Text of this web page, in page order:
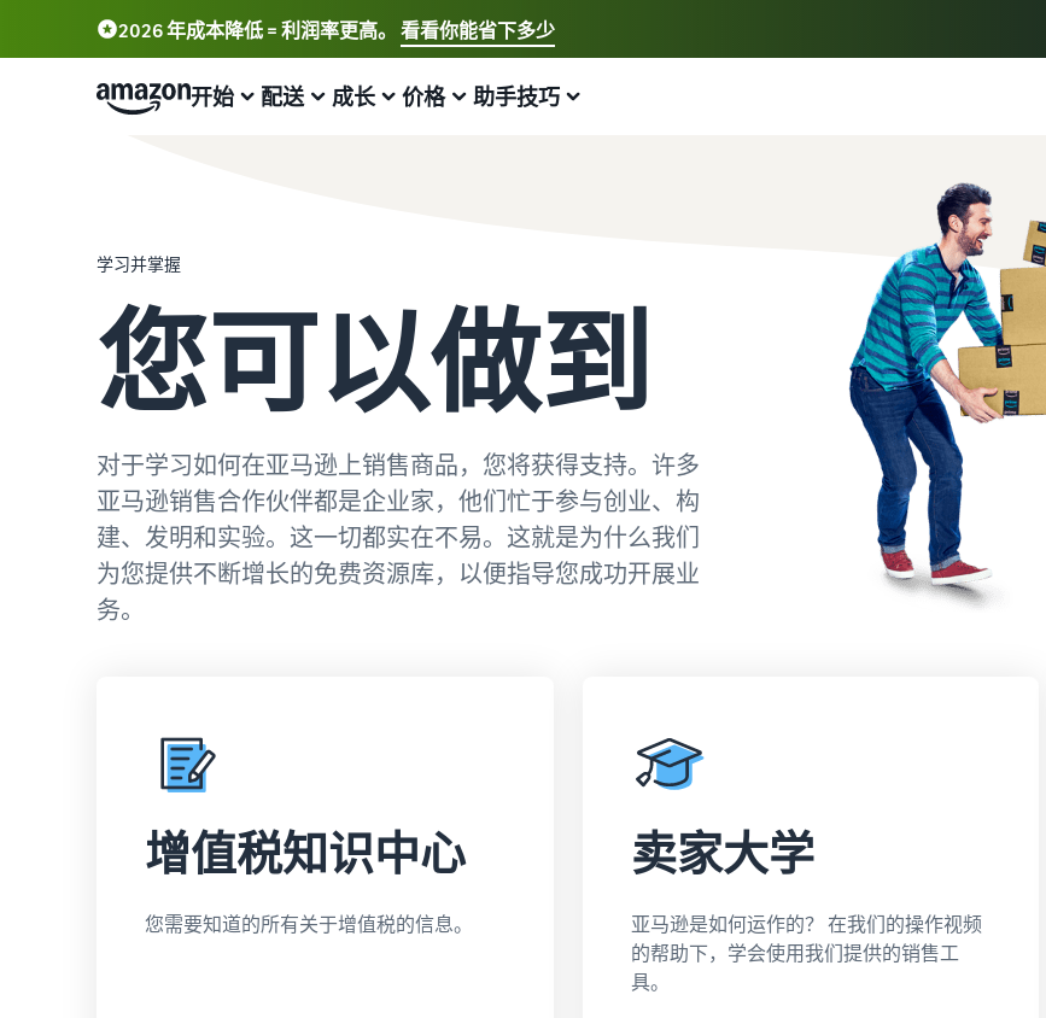
2026 年成本降低 = 利润率更高。 看看你能省下多少
选择您偏好的语言
开始
迈出下一步，成为一名亚马逊卖家
注册为卖家
查看创建卖家账户的步骤
配送您的订单
向买家提供商品
对新卖家的奖励
解锁 47,250 欧元的奖励
解锁推荐的促销活动，帮助您在第一年将销售额提高 9 倍
由亚马逊发货
运输费用、退货和外包客户服务
品牌注册
配送
了解您配送货物的合适解决方案
由亚马逊发货
运输费用、退货和外包客户服务
查看成本和税务概述
推出新产品
发布新产品，并且对于符合条件的全新的 Prime-ASIN 即
可享受 5% 的销售佣金的折扣。
节省 53％ 的运费，在欧盟扩展您的业务
低价商品亚马逊物流费率
从低价的亚马逊物流服务 (FBA) 费率开始！
直接从您自己的仓库出售 Prime 徽章/标识的商品
简易发货
一项为亚马逊卖家们提供的快速、实惠且便捷的配送服
务。
成长
在亚马逊商店内外做广告
在欧洲各地销售
无缝点击浏览新市场
亚马逊品牌注册
在亚马逊上注册您的品牌以获得品牌建设工具和保护权益
亚马逊翻新商品
向全球数百万亚马逊买家销售翻新和二手的商品。
销售合作伙伴应用管理商城 (Appstore)
通过亚马逊批准的软件合作伙伴，以自动化和管理您的经
营活动
用于扩展至欧洲亚马逊商店的工具包
探索所有可用的欧洲亚马逊商城以及如何通过亚马逊配送
计划来实现您的发展
价格
比较并选择销售计划
推荐费
查看推荐费
其他费用
了解可选亚马逊服务的费用
估算配送费
按配送方式比较估算值
查看我们的常见问题
助手技巧
帮助卖家们在亚马逊上取得成功的培训和学习工具
销售们的成功案例
您是否已准备好开始您的成功之旅了？
方
查看所有资源
开始学习您可以如何在亚马逊上进行销售
将整个产品交付的流程外包——从制造商到客户
成功开展您业务的挑战、技巧和建议
在亚马逊上销售书籍： 成功的终极指南
在网上卖衣服
在亚马逊上卖衣服
学习并掌握
您可以做到
对于学习如何在亚马逊上销售商品，您将获得支持。许多
亚马逊销售合作伙伴都是企业家，他们忙于参与创业、构
建、发明和实验。这一切都实在不易。这就是为什么我们
为您提供不断增长的免费资源库，以便指导您成功开展业
务。
增值税知识中心
您需要知道的所有关于增值税的信息。
卖家大学
亚马逊是如何运作的？ 在我们的操作视频
的帮助下，学会使用我们提供的销售工
具。